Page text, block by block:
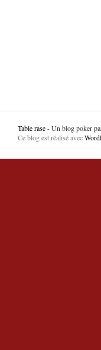
Table rase- Un blog poker
Ce blog est réalisé avec